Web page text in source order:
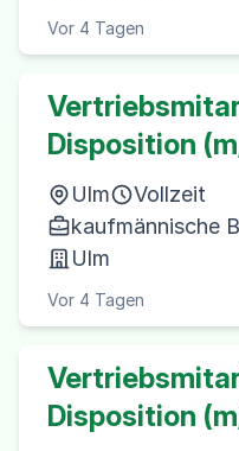
Vor 4 Tagen
Disposition
Ulm
Vollzeit
kaufmännische
Ulm
Vor 4 Tagen
Disposition